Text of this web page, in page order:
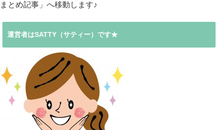
まとめ記事」へ移動します♪
運営者はSATTY（サティー）です★